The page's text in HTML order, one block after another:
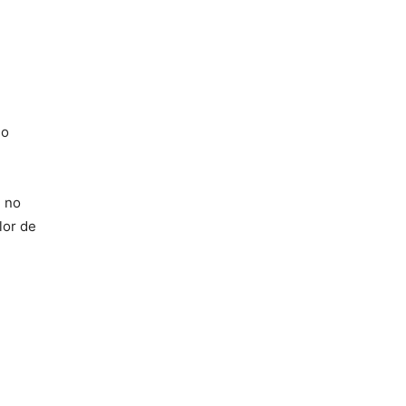
no
de